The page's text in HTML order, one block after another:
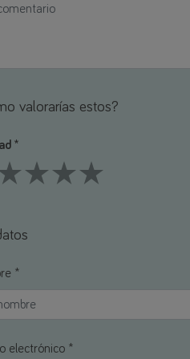
valorarías estos?
*
*
electrónico *